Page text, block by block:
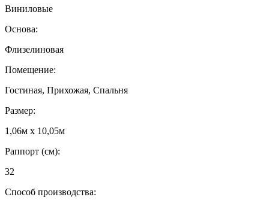
Виниловые
Основа:
Флизелиновая
Помещение:
Гостиная, Прихожая, Спальня
Размер:
1,06м х 10,05м
Раппорт (см):
32
Способ производства: